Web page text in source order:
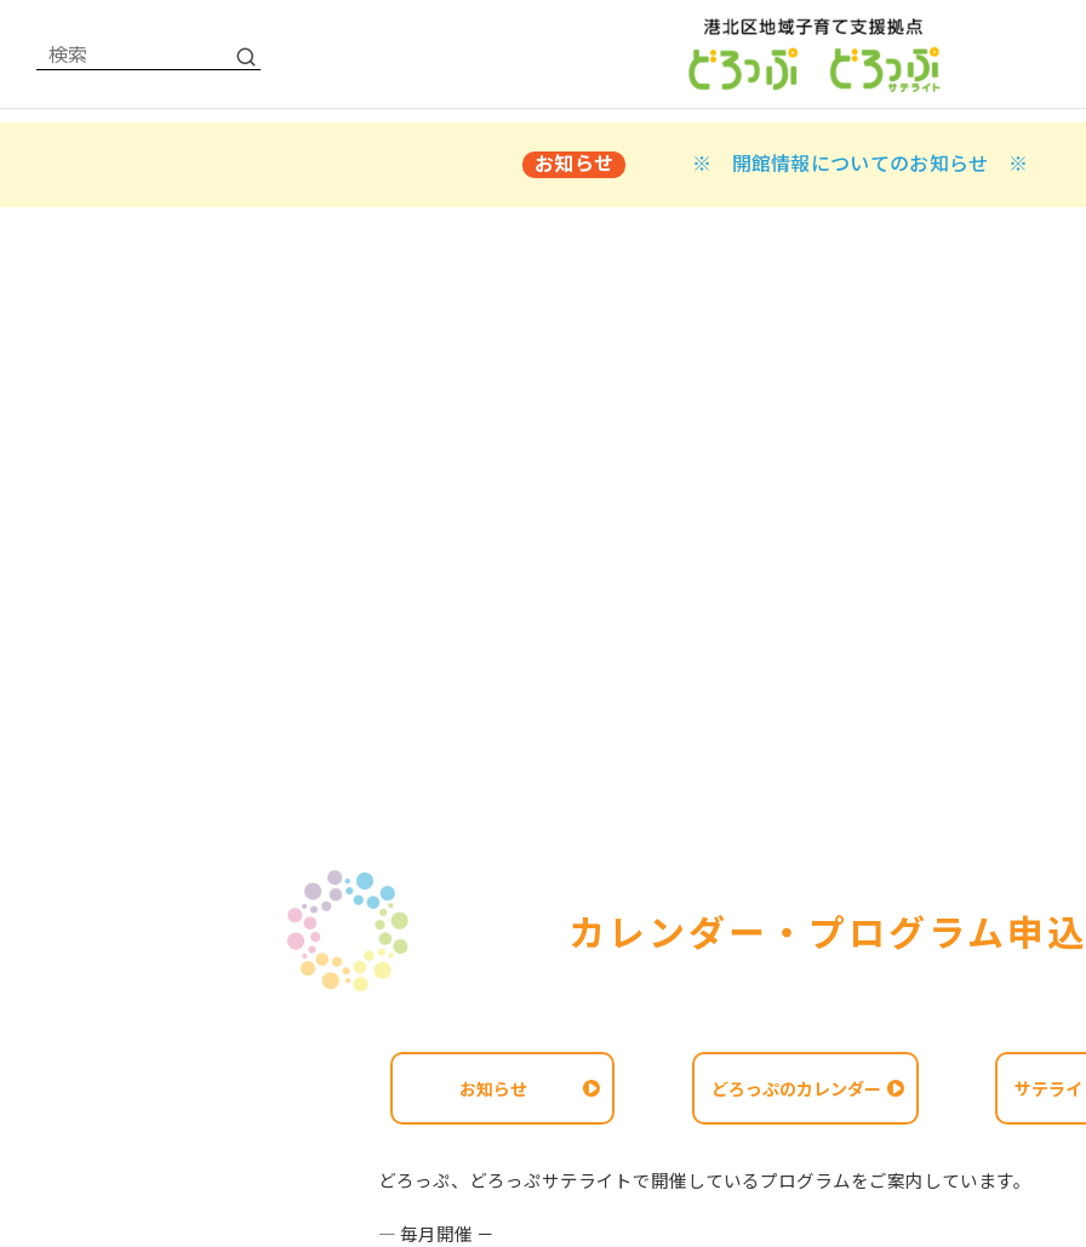
お知らせ ※ 開館情報についてのお知らせ ※
カレンダー・プログラム申
お知らせ どろっぷのカレンダー サテラ
どろっぷ、どろっぷサテライトで開催しているプログラムをご案内しています。
― 毎月開催 －